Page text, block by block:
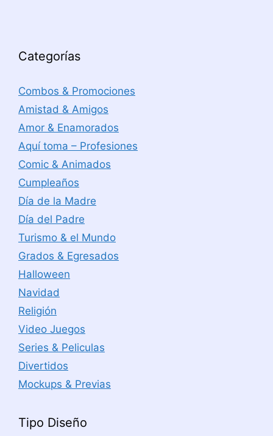
Categorías
Combos & Promociones
Amistad & Amigos
Amor & Enamorados
Aquí toma – Profesiones
Comic & Animados
Cumpleaños
Día de la Madre
Día del Padre
Turismo & el Mundo
Grados & Egresados
Halloween
Navidad
Religión
Video Juegos
Series & Peliculas
Divertidos
Mockups & Previas
Tipo Diseño